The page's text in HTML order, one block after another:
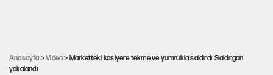
Anasayfa >Video> Marketteki kasiyere tekme ve yumrukla saldırdı: Saldırgan
yakalandı